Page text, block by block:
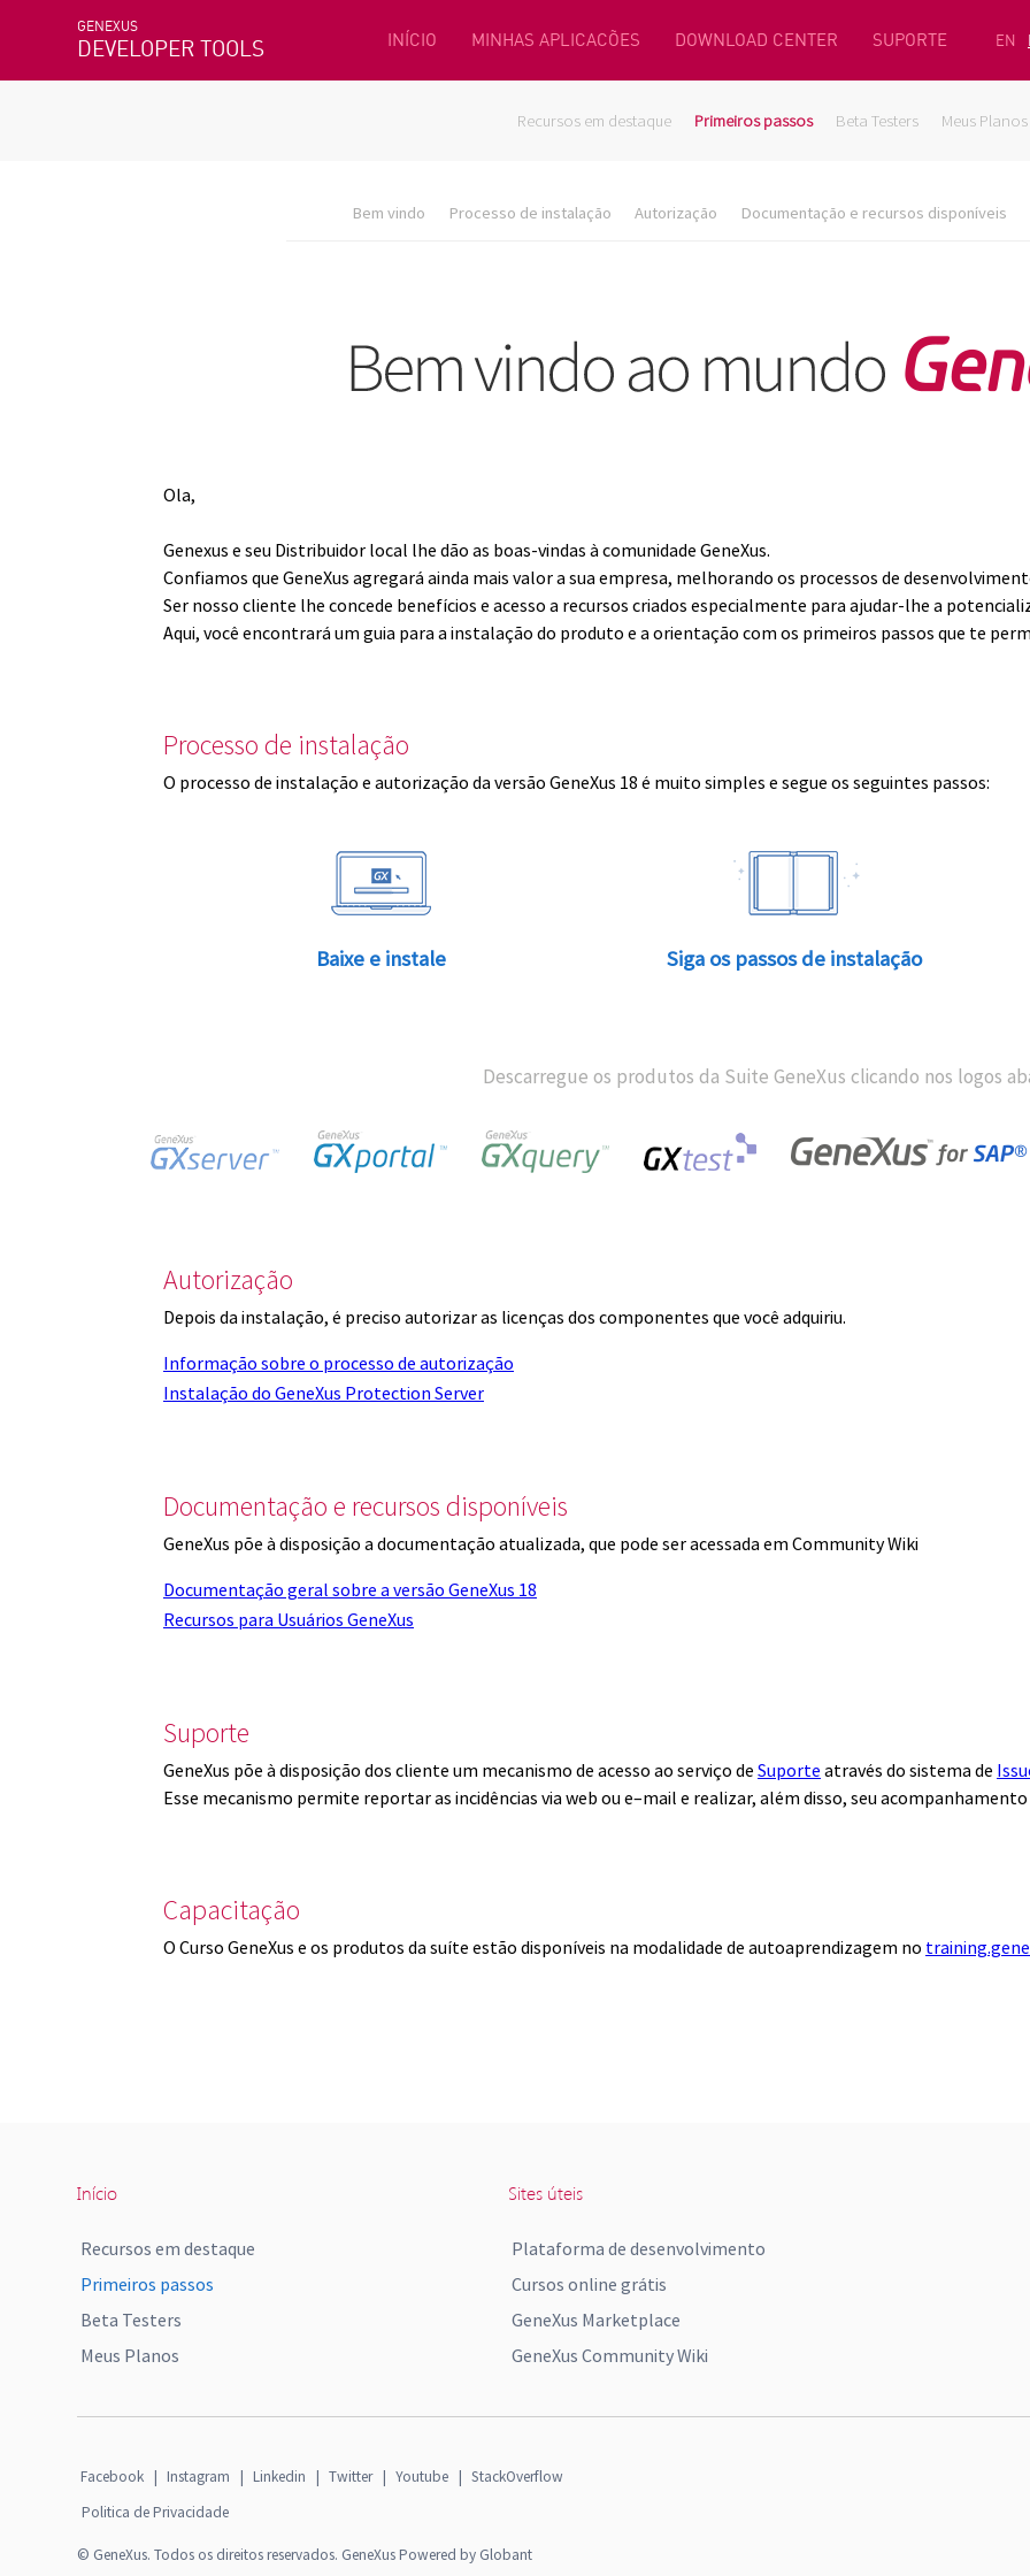
GENEXUS
DEVELOPER TOOLS INÍCIO MINHAS APLICACÕES DOWNLOAD CENTER SUPORTE EN
Recursos em destaque Primeiros passos Beta Testers Meus Planos
Bem vindo Processo de instalação Autorização Documentação e recursos disponíveis
Ola,
Genexus e seu Distribuidor local lhe dão as boas-vindas à comunidade GeneXus.
Confiamos que GeneXus agregará ainda mais valor a sua empresa, melhorando os processos de
Ser nosso cliente lhe concede benefícios e acesso a recursos criados especialmente para ajudar-lhe a
Aqui, você encontrará um guia para a instalação do produto e a orientação com os primeiros passos que te
Processo de instalação
O processo de instalação e autorização da versão GeneXus 18 é muito simples e segue os seguintes passos:
Baixe e instale Siga os passos de instalação
Descarregue os produtos da Suite GeneXus clicando nos logos
Autorização
Depois da instalação, é preciso autorizar as licenças dos componentes que você adquiriu.
Informação sobre o processo de autorização
Instalação do GeneXus Protection Server
Documentação e recursos disponíveis
GeneXus põe à disposição a documentação atualizada, que pode ser acessada em Community Wiki
Documentação geral sobre a versão GeneXus 18
Recursos para Usuários GeneXus
Suporte
GeneXus põe à disposição dos cliente um mecanismo de acesso ao serviço de Suporte através do sistema de
Esse mecanismo permite reportar as incidências via web ou e–mail e realizar, além disso, seu
Capacitação
O Curso GeneXus e os produtos da suíte estão disponíveis na modalidade de autoaprendizagem no
Início
Recursos em destaque
Primeiros passos
Beta Testers
Meus Planos
Sites úteis
Plataforma de desenvolvimento
Cursos online grátis
GeneXus Marketplace
GeneXus Community Wiki
Facebook | Instagram | Linkedin | Twitter | Youtube | StackOverflow
Politica de Privacidade
© GeneXus. Todos os direitos reservados. GeneXus Powered by Globant